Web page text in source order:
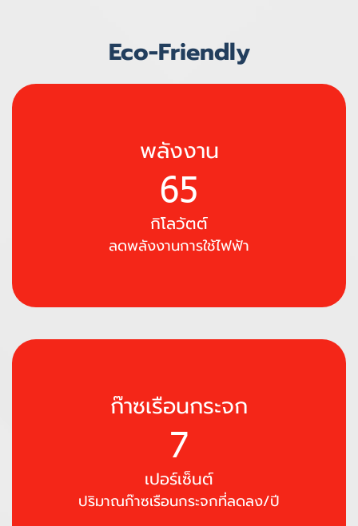
Eco-Friendly
พลังงาน
88
กิโลวัตต์
ลดพลังงานการใช้ไฟฟ้า
ก๊าซเรือนกระจก
10
เปอร์เซ็นต์
ปริมาณก๊าซเรือนกระจกที่ลดลง/ปี